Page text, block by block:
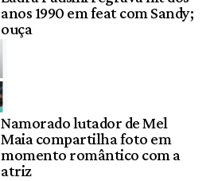
anos 1990 em feat com Sandy;
ouça
Namorado lutador de Mel
Maia compartilha foto em
momento romântico com a
atriz